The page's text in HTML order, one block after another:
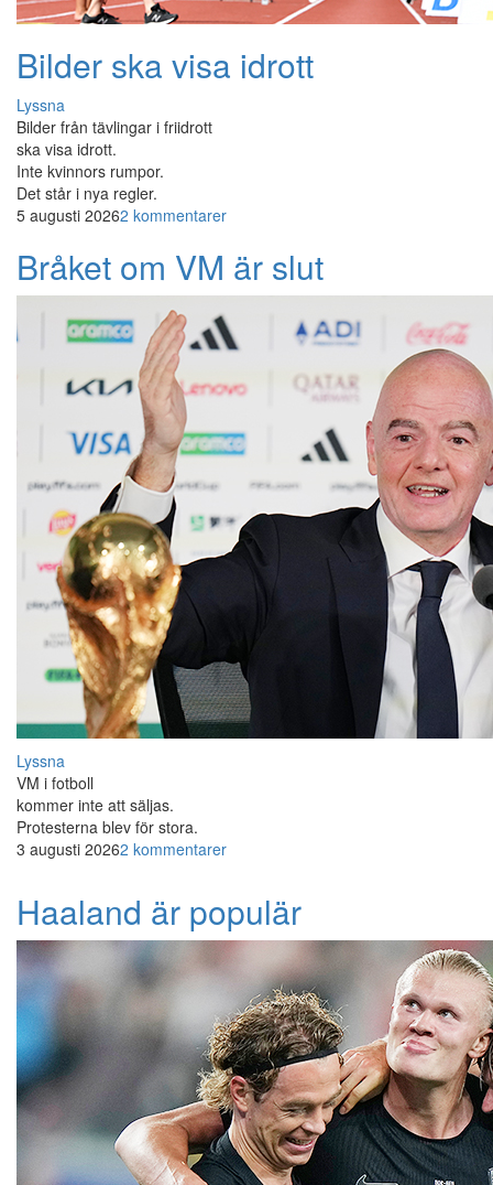
Bilder ska visa idrott
Lyssna
Bilder från tävlingar i friidrott
ska visa idrott.
Inte kvinnors rumpor.
Det står i nya regler.
5 augusti 20262 kommentarer
Bråket om VM är slut
Lyssna
VM i fotboll
kommer inte att säljas.
Protesterna blev för stora.
3 augusti 20262 kommentarer
Haaland är populär